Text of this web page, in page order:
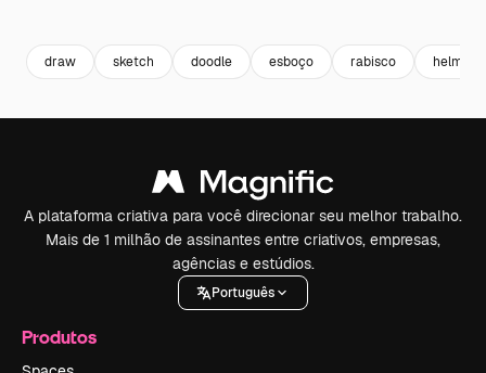
draw sketch doodle esboço rabisco helmet
A plataforma criativa para você direcionar seu melhor trabalho.
Mais de 1 milhão de assinantes entre criativos, empresas,
agências e estúdios.
Português
Produtos